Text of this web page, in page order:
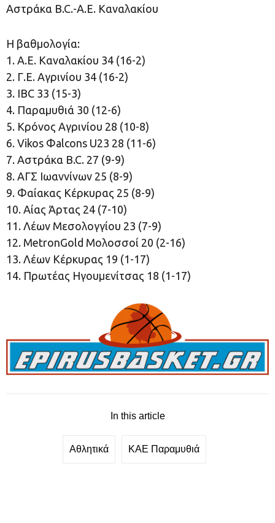
Αστράκα B.C.-Α.Ε. Καναλακίου
Η βαθμολογία:
1. Α.Ε. Καναλακίου 34 (16-2)
2. Γ.Ε. Αγρινίου 34 (16-2)
3. IBC 33 (15-3)
4. Παραμυθιά 30 (12-6)
5. Κρόνος Αγρινίου 28 (10-8)
6. Vikos Φalcons U23 28 (11-6)
7. Αστράκα B.C. 27 (9-9)
8. ΑΓΣ Ιωαννίνων 25 (8-9)
9. Φαίακας Κέρκυρας 25 (8-9)
10. Αίας Άρτας 24 (7-10)
11. Λέων Μεσολογγίου 23 (7-9)
12. MetronGold Μολοσσοί 20 (2-16)
13. Λέων Κέρκυρας 19 (1-17)
14. Πρωτέας Ηγουμενίτσας 18 (1-17)
In this article
Αθλητικά ΚΑΕ Παραμυθιά